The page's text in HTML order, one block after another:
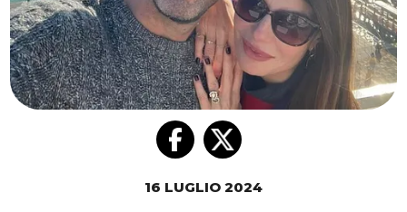
16 LUGLIO 2024